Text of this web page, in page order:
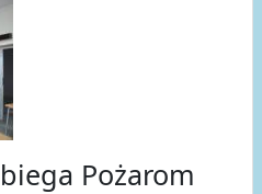
Pożarom